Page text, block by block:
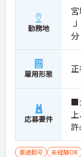
勤務地
分
雇用形態
応募要件
■
車通勤可 未経験OK